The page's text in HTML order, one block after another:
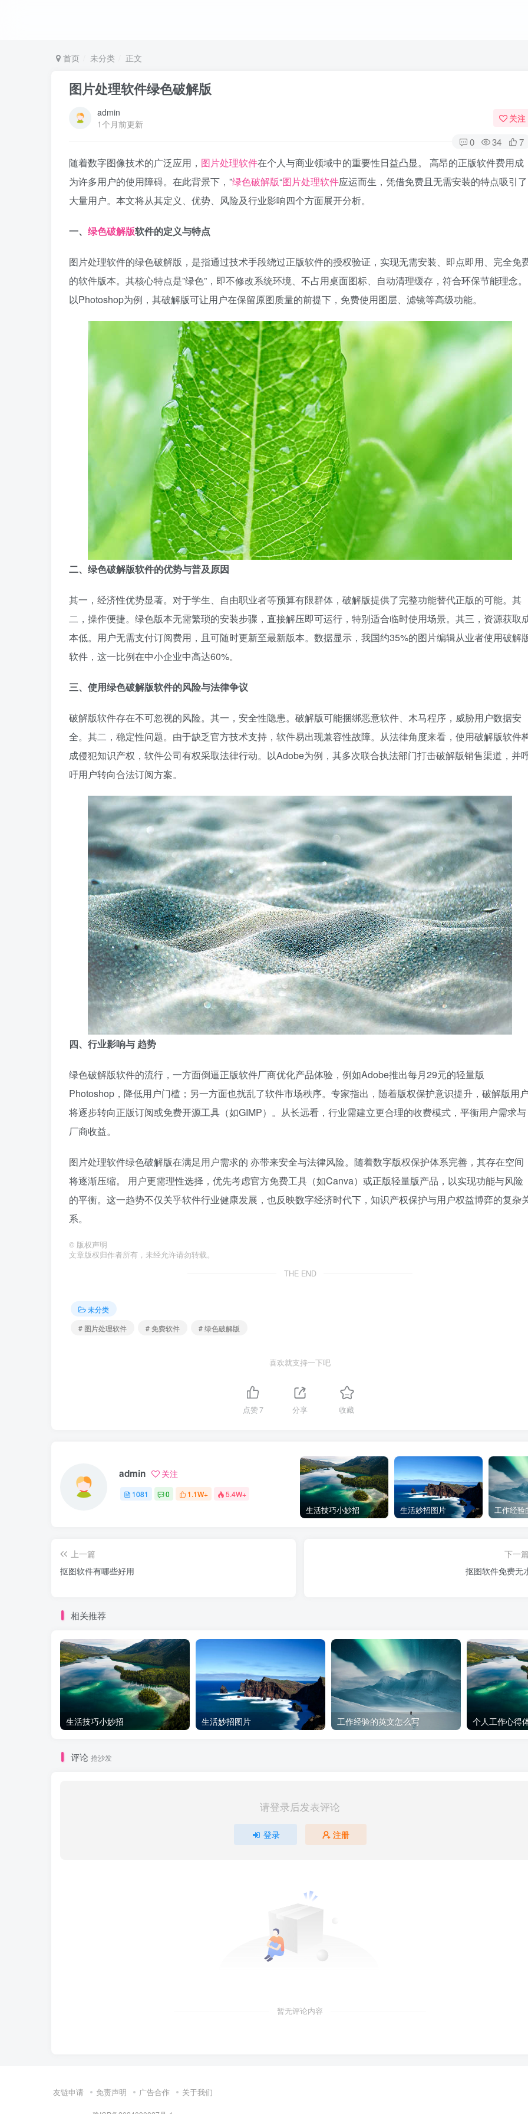
首页 未分类 正文
图片处理软件绿色破解版
admin
1个月前更新
关注
0 34 7
随着数字图像技术的广泛应用， 图片处理软件在个人与商业领域中的重要性日益凸显。 高昂的正版软件费用成
为许多用户的使用障碍。在此背景下，”绿色破解版“图片处理软件应运而生，凭借免费且无需安装的特点吸引了
大量用户。本文将从其定义、优势、风险及行业影响四个方面展开分析。
一、 绿色破解版软件的定义与特点
图片处理软件的绿色破解版，是指通过技术手段绕过正版软件的授权验证，实现无需安装、即点即用、完全免
的软件版本。其核心特点是”绿色”，即不修改系统环境、不占用桌面图标、自动清理缓存，符合环保节能理念。
以Photoshop为例，其破解版可让用户在保留原图质量的前提下，免费使用图层、滤镜等高级功能。
二、绿色破解版软件的优势与普及原因
其一，经济性优势显著。对于学生、自由职业者等预算有限群体，破解版提供了完整功能替代正版的可能。其
二，操作便捷。绿色版本无需繁琐的安装步骤，直接解压即可运行，特别适合临时使用场景。其三，资源获取
本低。用户无需支付订阅费用，且可随时更新至最新版本。数据显示，我国约35%的图片编辑从业者使用破解
软件，这一比例在中小企业中高达60%。
三、使用绿色破解版软件的风险与法律争议
破解版软件存在不可忽视的风险。其一，安全性隐患。破解版可能捆绑恶意软件、木马程序，威胁用户数据安
全。其二，稳定性问题。由于缺乏官方技术支持，软件易出现兼容性故障。从法律角度来看，使用破解版软件
成侵犯知识产权，软件公司有权采取法律行动。以Adobe为例，其多次联合执法部门打击破解版销售渠道，并
吁用户转向合法订阅方案。
四、行业影响与 趋势
绿色破解版软件的流行，一方面倒逼正版软件厂商优化产品体验，例如Adobe推出每月29元的轻量版
Photoshop，降低用户门槛；另一方面也扰乱了软件市场秩序。专家指出，随着版权保护意识提升，破解版用
将逐步转向正版订阅或免费开源工具（如GIMP）。从长远看，行业需建立更合理的收费模式，平衡用户需求与
厂商收益。
图片处理软件绿色破解版在满足用户需求的 亦带来安全与法律风险。随着数字版权保护体系完善，其存在空间
将逐渐压缩。 用户更需理性选择，优先考虑官方免费工具（如Canva）或正版轻量版产品，以实现功能与风险
的平衡。这一趋势不仅关乎软件行业健康发展，也反映数字经济时代下，知识产权保护与用户权益博弈的复杂
系。
© 版权声明
文章版权归作者所有，未经允许请勿转载。
THE END
未分类
# 图片处理软件
# 免费软件 # 绿色破解版
喜欢就支持一下吧
点赞7 分享 收藏
admin 关注
1081 0 1.1W+ 5.4W+
生活技巧小妙招 生活妙招图片 工作经验
上一篇
抠图软件有哪些好用
下一
抠图软件免费无
相关推荐
生活技巧小妙招 生活妙招图片 工作经验的英文怎么写 个人工作心得
评论 抢沙发
请登录后发表评论
登录 注册
暂无评论内容
友链申请 免责声明 广告合作 关于我们